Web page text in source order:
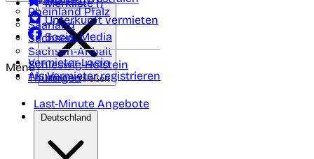
Rheinland Pfalz
Saarland
Sachsen
Sachsen-Anhalt
Schleswig-Holstein
Thüringen
Merkliste ()
Unterkunft vermieten
Social Media
Vermieter-Login
Als Vermieter registrieren
Menü
Menü schließen
Last-Minute Angebote
Deutschland